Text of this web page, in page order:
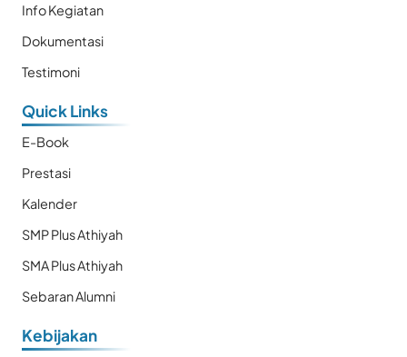
Info Kegiatan
Dokumentasi
Testimoni
Quick Links
E-Book
Prestasi
Kalender
SMP Plus Athiyah
SMA Plus Athiyah
Sebaran Alumni
Kebijakan